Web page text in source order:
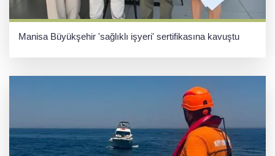
Manisa Büyükşehir 'sağlıklı işyeri' sertifikasına kavuştu